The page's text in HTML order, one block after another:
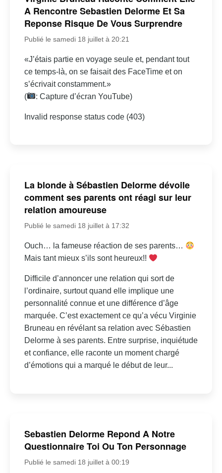
A Rencontre Sebastien Delorme Et Sa
Reponse Risque De Vous Surprendre
Publié le samedi 18 juillet à 20:21
«J’étais partie en voyage seule et, pendant tout
ce temps-là, on se faisait des FaceTime et on
s’écrivait constamment.»
(
: Capture d’écran YouTube)
Invalid response status code (403)
La blonde à Sébastien Delorme dévoile
comment ses parents ont réagi sur leur
relation amoureuse
Publié le samedi 18 juillet à 17:32
Ouch… la fameuse réaction de ses parents…
Mais tant mieux s’ils sont heureux!!
Difficile d’annoncer une relation qui sort de
l’ordinaire, surtout quand elle implique une
personnalité connue et une différence d’âge
marquée. C’est exactement ce qu’a vécu Virginie
Bruneau en révélant sa relation avec Sébastien
Delorme à ses parents. Entre surprise, inquiétude
et confiance, elle raconte un moment chargé
d’émotions qui a marqué le début de leur...
Sebastien Delorme Repond A Notre
Questionnaire Toi Ou Ton Personnage
Publié le samedi 18 juillet à 00:19